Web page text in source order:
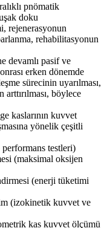
pnömatik
doku
rejenerasyonun
rehabilitasyonun
devamlı pasif ve
erken dönemde
sürecinin uyarılması,
böylece
kaslarının kuvvet
yönelik çeşitli
testleri)
(maksimal oksijen
(enerji tüketimi
(izokinetik kuvvet ve
kas kuvvet ölçümü